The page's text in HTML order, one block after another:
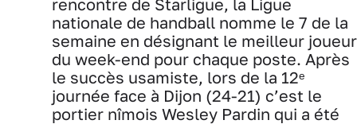
rencontre de Starligue, la Ligue
nationale de handball nomme le 7 de la
semaine en désignant le meilleur joueur
du week-end pour chaque poste. Après
le succès usamiste, lors de la 12ᵉ
journée face à Dijon (24-21) c’est le
portier nîmois Wesley Pardin qui a été